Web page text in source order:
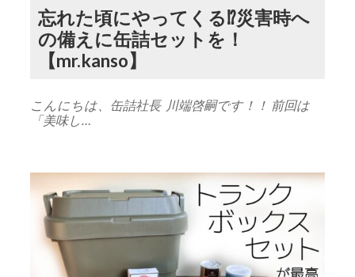
忘れた頃にやってくる⁉︎災害時へ
の備えに缶詰セットを！
【mr.kanso】
こんにちは、缶詰社長 川端啓嗣です！！ 前回は
「美味し…